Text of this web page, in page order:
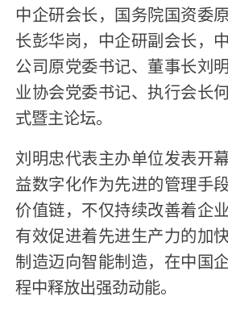
中企研会长，国务院国资委
长彭华岗，中企研副会长，
公司原党委书记、董事长刘
业协会党委书记、执行会长
式暨主论坛。
刘明忠代表主办单位发表开
益数字化作为先进的管理手
价值链，不仅持续改善着企
有效促进着先进生产力的加
制造迈向智能制造，在中国
程中释放出强劲动能。